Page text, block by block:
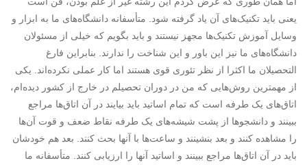
یعنی باید تکنیک‌های آن یاد گرفته شود. متأسفانه دانشگاه‌های ما به ابزار و
وسایل آموزش تکنیک‌ها مجهز نیستند و باید بگویم که خیلی از مسئولان
دانشگاه‌های ما نیز این باور و این شناخت را ندارند. بنابراین فارغ
التحصیلان ما اکثرا از نظر تئوری قوی هستند اما کار عملی نکرده‌اند. یکی
از مهمترین روش‌هایی که من در دوران تحصیلم در خارج از کشور دیده‌ام،
اتاق‌های یک طرفه است که تمام اساتید باید بیایند در آن اتاق‌ها مراجع
ببینند و دانشجوها از پشت شیشه‌های یک طرفه نقاط ضعف و قوت آن‌ها
را مشاهده کنند و بعد بنشینند و ساعت‌ها با آنها بحث کنند. بعد هم خودشان
باید در آن اتاق‌ها مراجع ببینند و اساتید آنها را ارزیابی کنند. متأسفانه ما